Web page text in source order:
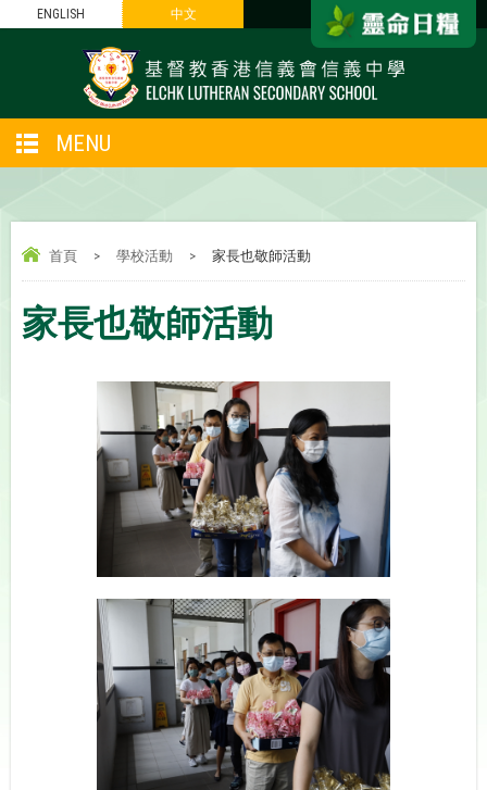
ENGLISH 中文
MENU
首頁 > 學校活動 > 家長也敬師活動
家長也敬師活動